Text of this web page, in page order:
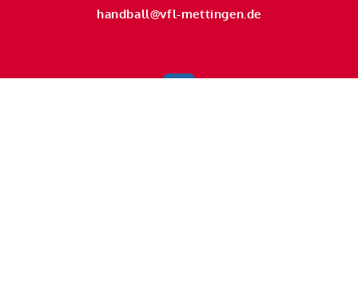
handball@vfl-mettingen.de